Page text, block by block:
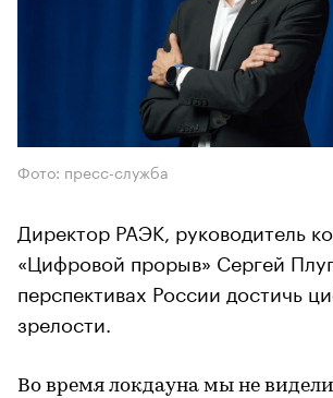
Фото: пресс-служба
Директор РАЭК, руководитель
«Цифровой прорыв» Сергей
перспективах России достичь
зрелости.
Во время локдауна мы не